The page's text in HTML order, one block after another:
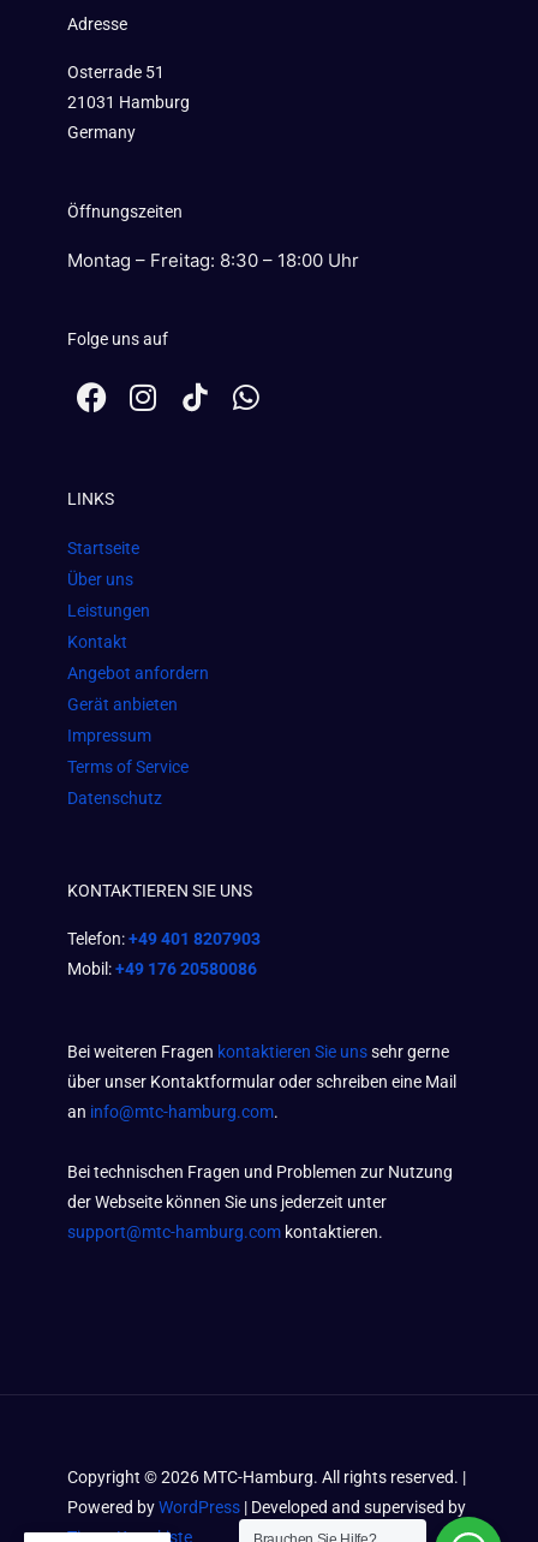
Adresse
Osterrade 51
21031 Hamburg
Germany
Öffnungszeiten
Montag – Freitag: 8:30 – 18:00 Uhr
Folge uns auf
F
a
b
o
o
k
I
n
m
W
h
LINKS
Startseite
Über uns
Leistungen
Kontakt
Angebot anfordern
Gerät anbieten
Impressum
Terms of Service
Datenschutz
KONTAKTIEREN SIE UNS
Telefon:+49 401 8207903
Mobil:+49 176 20580086
Bei weiteren Fragen kontaktieren Sie unssehr gerne
über unser Kontaktformular oder schreiben eine Mail
an info@mtc-hamburg.com.
Bei technischen Fragen und Problemen zur Nutzung
der Webseite können Sie uns jederzeit unter
support@mtc-hamburg.com kontaktieren.
Copyright ©2026 MTC-Hamburg. All rights reserved. |
Powered byWordPress | Developed and supervised by
Timos Kramkiste